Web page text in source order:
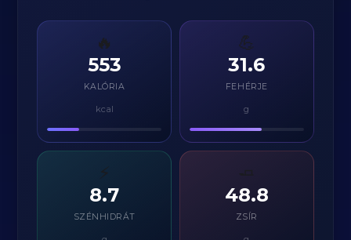
🔥
553
KALÓRIA
kcal
💪
31.6
FEHÉRJE
g
⚡
8.7
SZÉNHIDRÁT
48.8
ZSÍR